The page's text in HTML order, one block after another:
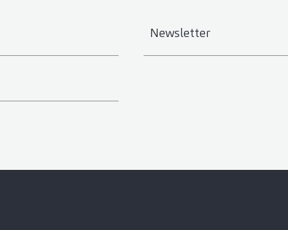
Newsletter